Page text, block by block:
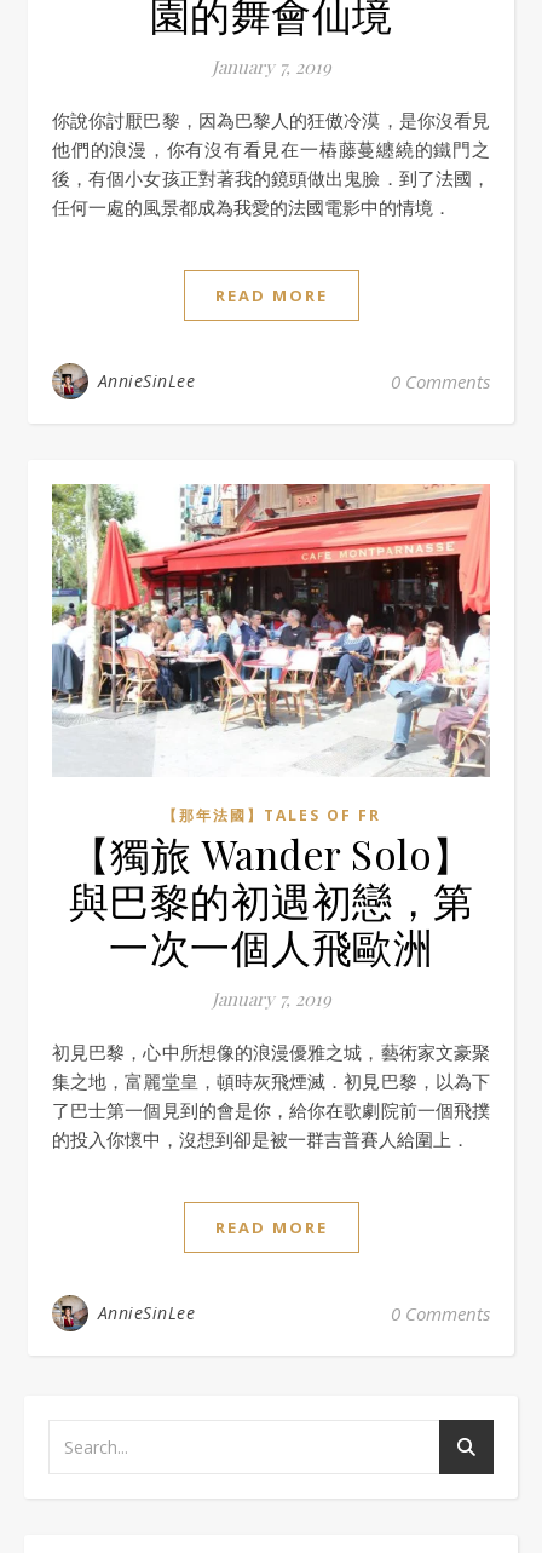
園的舞會仙境
January 7, 2019
你說你討厭巴黎，因為巴黎人的狂傲冷漠，是你沒看見
他們的浪漫，你有沒有看見在一樁藤蔓纏繞的鐵門之
後，有個小女孩正對著我的鏡頭做出鬼臉．到了法國，
任何一處的風景都成為我愛的法國電影中的情境．
READ MORE
AnnieSinLee 0 Comments
【那年法國】TALES OF FR
【獨旅 Wander Solo】
與巴黎的初遇初戀，第
一次一個人飛歐洲
January 7, 2019
初見巴黎，心中所想像的浪漫優雅之城，藝術家文豪聚
集之地，富麗堂皇，頓時灰飛煙滅．初見巴黎，以為下
了巴士第一個見到的會是你，給你在歌劇院前一個飛撲
的投入你懷中，沒想到卻是被一群吉普賽人給圍上．
READ MORE
AnnieSinLee 0 Comments